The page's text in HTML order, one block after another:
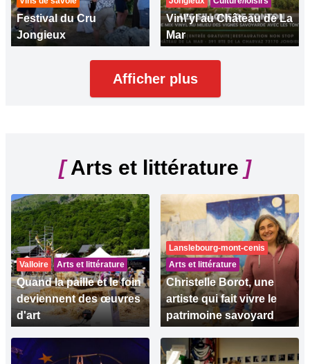
Festival du Cru
Jongieux
Vin\'yl au Château de La
Mar
Afficher plus
[Arts et littérature ]
Valloire Arts et littérature
Quand la paille et le foin
deviennent des œuvres
d'art
Lanslebourg-mont-cenis
Arts et littérature
Christelle Borot, une
artiste qui fait vivre le
patrimoine savoyard